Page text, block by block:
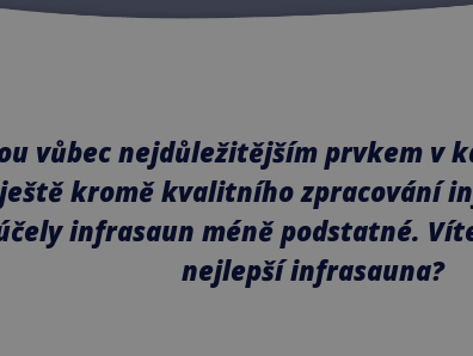
vůbec nejdůležitějším prvkem v
kromě kvalitního zpracování
infrasaun méně podstatné.
nejlepší infrasauna?